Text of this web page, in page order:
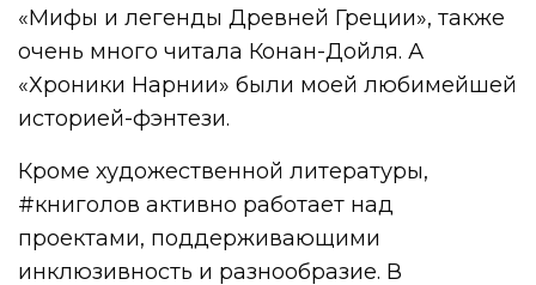
«Мифы и легенды Древней Греции», также
очень много читала Конан-Дойля. А
«Хроники Нарнии» были моей любимейшей
историей-фэнтези.
Кроме художественной литературы,
#книголов активно работает над
проектами, поддерживающими
инклюзивность и разнообразие. В